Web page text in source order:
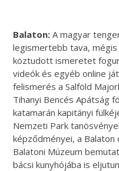
Balaton: A magyar
legismertebb tava,
köztudott ismeretet
videók és egyéb online
felismerés a Salföld
Tihanyi Bencés Apátság
katamarán kapitányi
Nemzeti Park
képződményei, a
Balatoni Múzeum
bácsi kunyhójába is